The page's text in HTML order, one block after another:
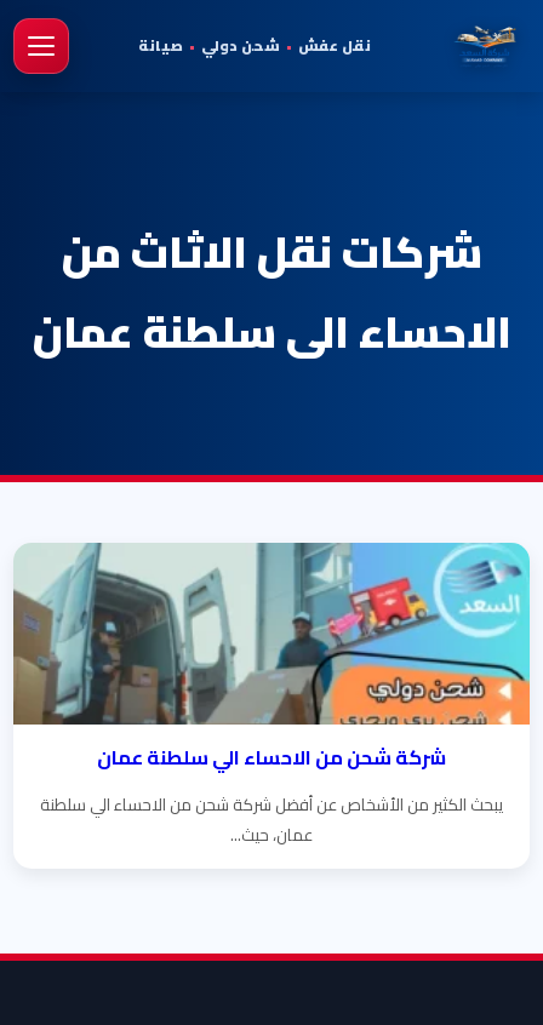
نقل عفش • شحن دولي • صيانة
شركات نقل الاثاث من
الاحساء الى سلطنة عمان
شركة شحن من الاحساء الي سلطنة عمان
يبحث الكثير من الأشخاص عن أفضل شركة شحن من الاحساء الي سلطنة
عمان، حيث...